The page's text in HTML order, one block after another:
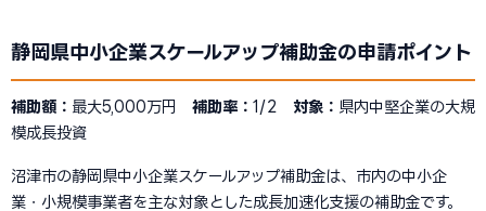
静岡県中小企業スケールアップ補助金の申請ポイント
補助額： 最大5,000万円 補助率： 1/2 対象： 県内中堅企業の大規
模成長投資
沼津市の静岡県中小企業スケールアップ補助金は、市内の中小企
業・小規模事業者を主な対象とした成長加速化支援の補助金です。